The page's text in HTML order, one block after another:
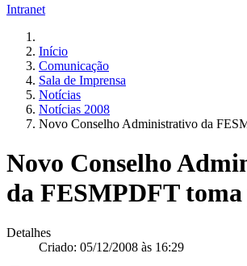
Intranet
Início
Comunicação
Sala de Imprensa
Notícias
Notícias 2008
Novo Conselho Administrativo da
Novo Conselho
da FESMPDFT toma
Detalhes
Criado: 05/12/2008 às 16:29